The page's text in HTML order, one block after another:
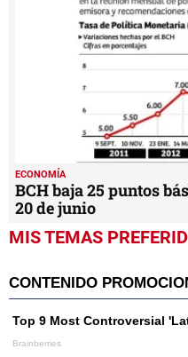
ECONOMÍA
BCH baja 25 puntos
20 de junio
MIS TEMAS